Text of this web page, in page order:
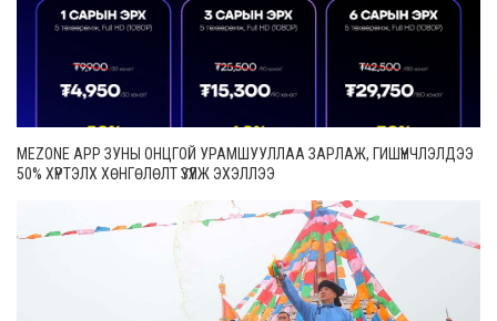
MEZONE APP ЗУНЫ ОНЦГОЙ УРАМШУУЛЛАА ЗАРЛАЖ, ГИШҮҮНЧЛЭЛДЭЭ
50% ХҮРТЭЛХ ХӨНГӨЛӨЛТ ҮЗҮҮЛЖ ЭХЭЛЛЭЭ